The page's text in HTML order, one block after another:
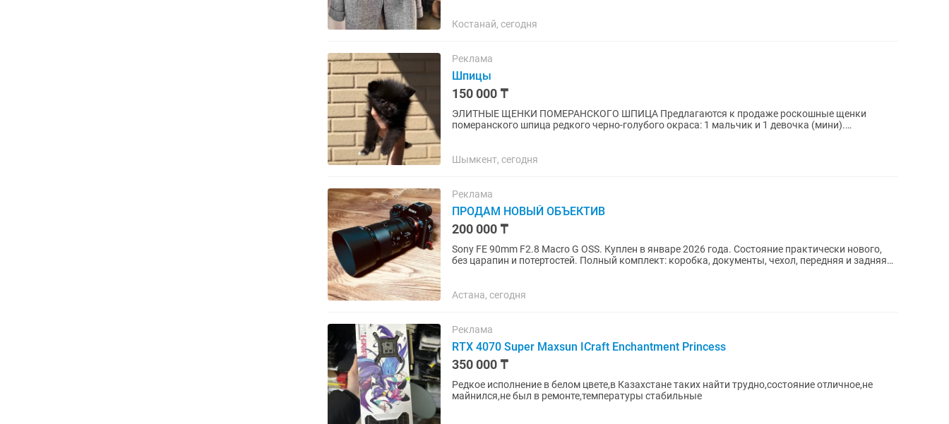
Костанай, сегодня
Реклама
Шпицы
150 000 ₸
ЭЛИТНЫЕ ЩЕНКИ ПОМЕРАНСКОГО ШПИЦА Предлагаются к продаже роскошные щенки
померанского шпица редкого черно-голубого окраса: 1 мальчик и 1 девочка (мини).
Шымкент, сегодня
Реклама
ПРОДАМ НОВЫЙ ОБЪЕКТИВ
200 000 ₸
Sony FE 90mm F2.8 Macro G OSS. Куплен в январе 2026 года. Состояние практически нового,
без царапин и потертостей. Полный комплект: коробка, документы, чехол, передняя и задняя
Астана, сегодня
Реклама
RTX 4070 Super Maxsun ICraft Enchantment Princess
350 000 ₸
Редкое исполнение в белом цвете,в Казахстане таких найти трудно,состояние отличное,не
майнился,не был в ремонте,температуры стабильные